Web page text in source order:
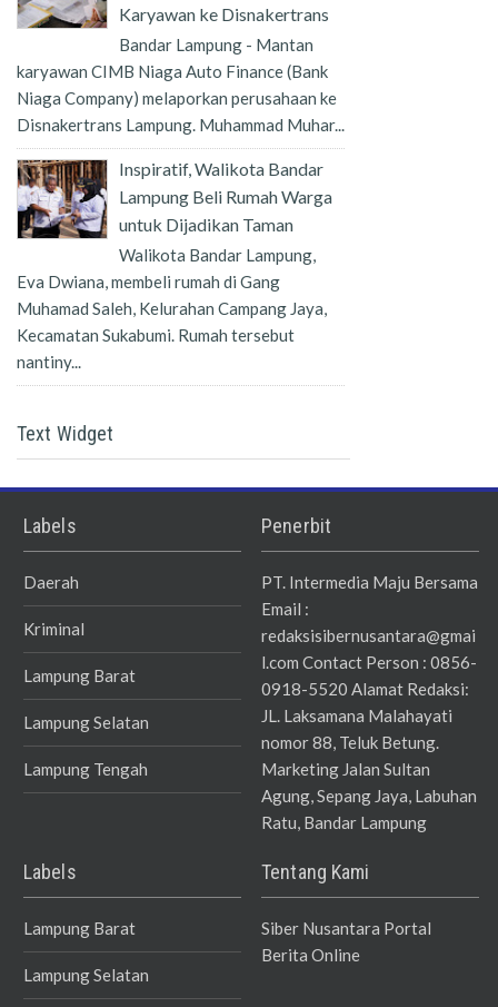
Karyawan ke Disnakertrans
Bandar Lampung - Mantan
karyawan CIMB Niaga Auto Finance (Bank
Niaga Company) melaporkan perusahaan ke
Disnakertrans Lampung. Muhammad Muhar...
Inspiratif, Walikota Bandar
Lampung Beli Rumah Warga
untuk Dijadikan Taman
Walikota Bandar Lampung,
Eva Dwiana, membeli rumah di Gang
Muhamad Saleh, Kelurahan Campang Jaya,
Kecamatan Sukabumi. Rumah tersebut
nantiny...
Text Widget
Labels
Daerah
Kriminal
Lampung Barat
Lampung Selatan
Lampung Tengah
Penerbit
PT. Intermedia Maju Bersama
Email :
redaksisibernusantara@gmai
l.com Contact Person : 0856-
0918-5520 Alamat Redaksi:
JL. Laksamana Malahayati
nomor 88, Teluk Betung.
Marketing Jalan Sultan
Agung, Sepang Jaya, Labuhan
Ratu, Bandar Lampung
Labels
Lampung Barat
Lampung Selatan
Tentang Kami
Siber Nusantara Portal
Berita Online